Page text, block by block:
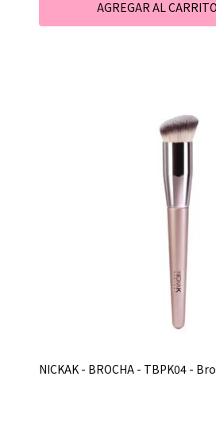
NICKAK - BROCHA - TBPK04 -